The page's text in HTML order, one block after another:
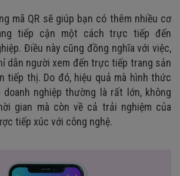
mã QR sẽ giúp bạn có thêm nhiều cơ
tiếp cận một cách trực tiếp đến
Điều này cũng đồng nghĩa với việc,
dẫn người xem đến trực tiếp trang sản
tiếp thị. Do đó, hiệu quả mà hình thức
nghiệp thường là rất lớn, không
gian mà còn về cả trải nghiệm của
tiếp xúc với công nghệ.